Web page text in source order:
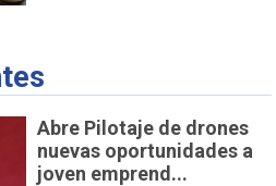
Abre Pilotaje de drones
nuevas oportunidades a
joven emprend...